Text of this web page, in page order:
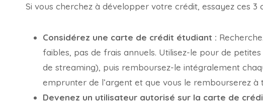
Si vous cherchez à développer votre crédit, essayez ces 3
Considérez une carte de crédit étudiant :
faibles, pas de frais annuels. Utilisez-le pour de
de streaming), puis remboursez-le intégralement
emprunter de l’argent et que vous le rembourserez
Devenez un utilisateur autorisé sur la carte de